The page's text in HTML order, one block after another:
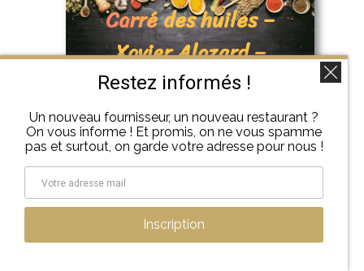
Carré des huiles –
Xavier Alazard –
Arles
Restez informés !
Un nouveau fournisseur, un nouveau restaurant ?
On vous informe ! Et promis, on ne vous spamme
pas et surtout, on garde votre adresse pour nous !
Inscription